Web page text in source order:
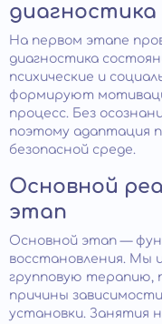
диагностика
На первом этапе
диагностика
психические и
формируют
процесс. Без
поэтому адаптация
безопасной среде.
Основной
этап
Основной этап —
восстановления. Мы
групповую
причины
установки. Занятия